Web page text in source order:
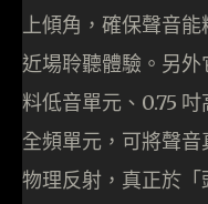
上傾角，確保聲音
近場聆聽體驗。另外
料低音單元、0.75
全頻單元，可將聲
物理反射，真正於